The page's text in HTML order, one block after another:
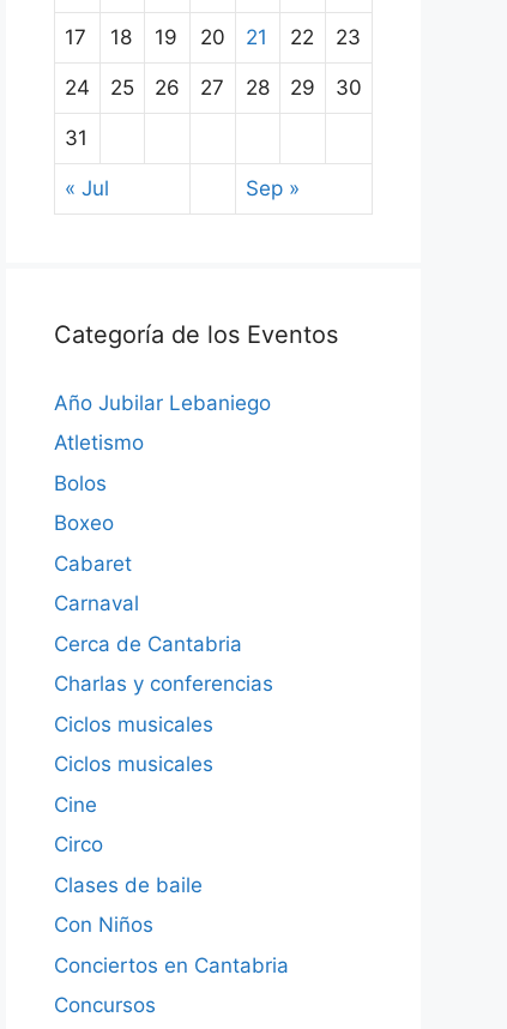
17 18 19 20 21 22 23
24 25 26 27 28 29 30
31
« Jul Sep »
Categoría de los Eventos
Año Jubilar Lebaniego
Atletismo
Bolos
Boxeo
Cabaret
Carnaval
Cerca de Cantabria
Charlas y conferencias
Ciclos musicales
Ciclos musicales
Cine
Circo
Clases de baile
Con Niños
Conciertos en Cantabria
Concursos